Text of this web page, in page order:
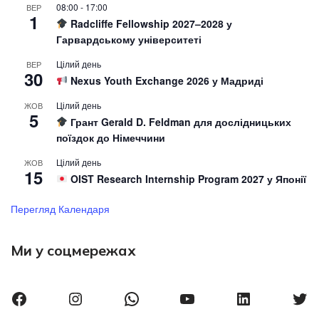
ВЕР
1
08:00 - 17:00
Radcliffe Fellowship 2027–2028 у
Гарвардському університеті
ВЕР
30
Цілий день
Nexus Youth Exchange 2026 у Мадриді
ЖОВ
5
Цілий день
Грант Gerald D. Feldman для дослідницьких
поїздок до Німеччини
ЖОВ
15
Цілий день
OIST Research Internship Program 2027 у Японії
Перегляд Календаря
Ми у соцмережах